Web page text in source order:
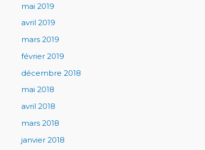
mai 2019
avril 2019
mars 2019
février 2019
décembre 2018
mai 2018
avril 2018
mars 2018
janvier 2018